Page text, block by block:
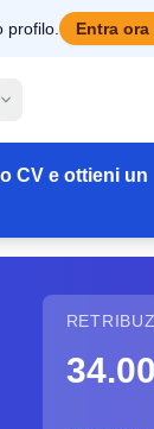
profilo. Entra ora
CV e ottieni un